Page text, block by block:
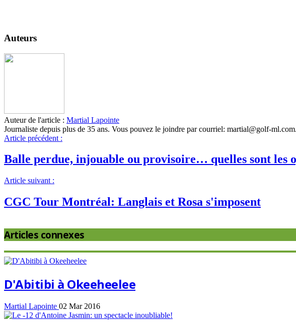
Auteurs
Auteur de l'article : Martial Lapointe
Journaliste depuis plus de 35 ans. Vous pouvez le joindre par courriel: martial@golf-
Article précédent :
Balle perdue, injouable ou provisoire… quelles sont les
Article suivant :
CGC Tour Montréal: Langlais et Rosa s'imposent
Articles connexes
D'Abitibi à Okeeheelee
Martial Lapointe 02 Mar 2016